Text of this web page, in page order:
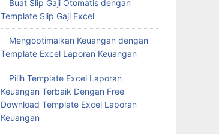
Buat Slip Gaji Otomatis dengan
Template Slip Gaji Excel
Mengoptimalkan Keuangan dengan
Template Excel Laporan Keuangan
Pilih Template Excel Laporan
Keuangan Terbaik Dengan Free
Download Template Excel Laporan
Keuangan